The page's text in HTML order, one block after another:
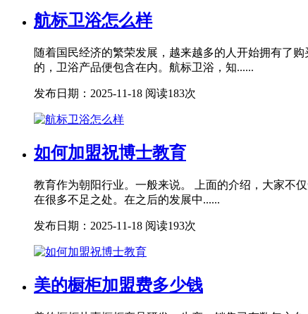
航标卫浴怎么样
随着国民经济的繁荣发展，越来越多的人开始拥有了
的，卫浴产品便包含在内。航标卫浴，知......
发布日期：2025-11-18 阅读183次
如何加盟祝博士教育
教育作为朝阳行业。一般来说。 上面的介绍，大家不
在很多不足之处。在之后的发展中......
发布日期：2025-11-18 阅读193次
美的橱柜加盟费多少钱